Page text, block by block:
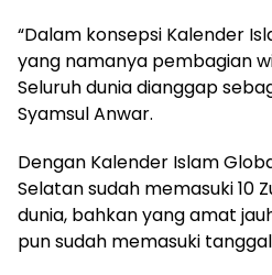
“Dalam konsepsi Kalender
yang namanya pembagian
Seluruh dunia dianggap
Syamsul Anwar.
Dengan Kalender Islam
Selatan sudah memasuki 10
dunia, bahkan yang amat
pun sudah memasuki